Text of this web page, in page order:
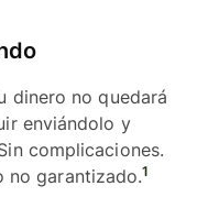
dinero no quedará
enviándolo y
complicaciones.
no garantizado.1